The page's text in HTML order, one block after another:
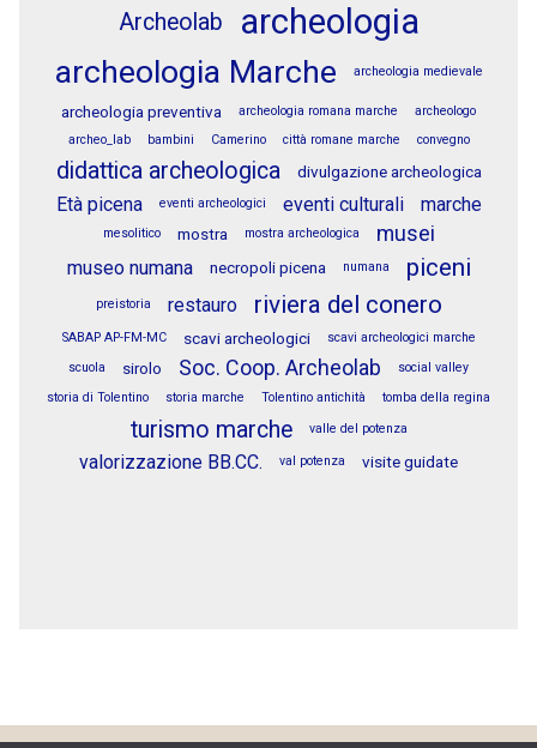
Archeolab archeologia
archeologia Marche archeologia medievale
archeologia preventiva archeologia romana marche
archeologo
archeo_lab
bambini Camerino città romane marche convegno
didattica archeologica divulgazione archeologica
Età picena eventi archeologici eventi culturali marche
mesolitico mostra mostra archeologica musei
museo numana necropoli picena numana piceni
preistoria restauro riviera del conero
SABAP AP-FM-MC scavi archeologici
scavi archeologici marche
scuola
sirolo Soc. Coop. Archeolab
social valley
storia di Tolentino
storia marche Tolentino antichità tomba della regina
turismo marche valle del potenza
valorizzazione BB.CC. val potenza visite guidate